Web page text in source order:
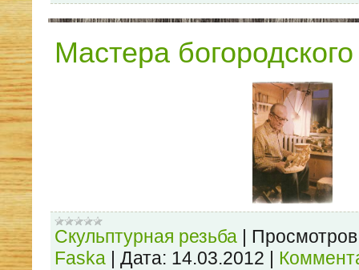
Мастера
Скульптурная резьба |
Faska | Дата: 14.03.2012 |